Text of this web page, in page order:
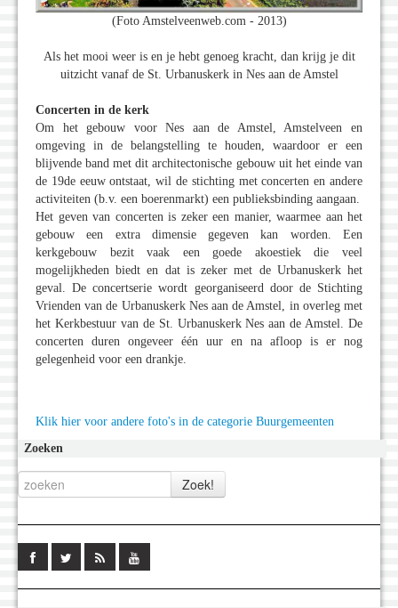
(Foto Amstelveenweb.com - 2013)
Als het mooi weer is en je hebt genoeg kracht, dan krijg je dit
uitzicht vanaf de St. Urbanuskerk in Nes aan de Amstel
Concerten in de kerk
Om het gebouw voor Nes aan de Amstel, Amstelveen en
omgeving in de belangstelling te houden, waardoor er een
blijvende band met dit architectonische gebouw uit het einde van
de 19de eeuw ontstaat, wil de stichting met concerten en andere
activiteiten (b.v. een boerenmarkt) een publieksbinding aangaan.
Het geven van concerten is zeker een manier, waarmee aan het
gebouw een extra dimensie gegeven kan worden. Een
kerkgebouw bezit vaak een goede akoestiek die veel
mogelijkheden biedt en dat is zeker met de Urbanuskerk het
geval. De concertserie wordt georganiseerd door de Stichting
Vrienden van de Urbanuskerk Nes aan de Amstel, in overleg met
het Kerkbestuur van de St. Urbanuskerk Nes aan de Amstel. De
concerten duren ongeveer één uur en na afloop is er nog
gelegenheid voor een drankje.
Klik hier voor andere foto's in de categorie Buurgemeenten
Zoeken